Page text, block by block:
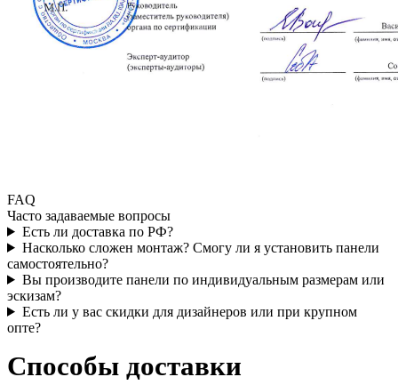
FAQ
Часто задаваемые вопросы
Есть ли доставка по РФ?
Насколько сложен монтаж? Смогу ли я установить панели
самостоятельно?
Вы производите панели по индивидуальным размерам или
эскизам?
Есть ли у вас скидки для дизайнеров или при крупном
опте?
Способы доставки